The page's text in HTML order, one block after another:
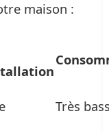
maison :
Très